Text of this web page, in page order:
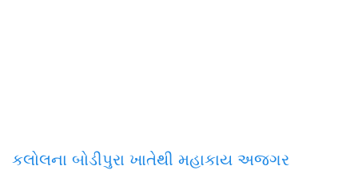
કલોલના બોડીપુરા ખાતેથી મહાકાય અજગર